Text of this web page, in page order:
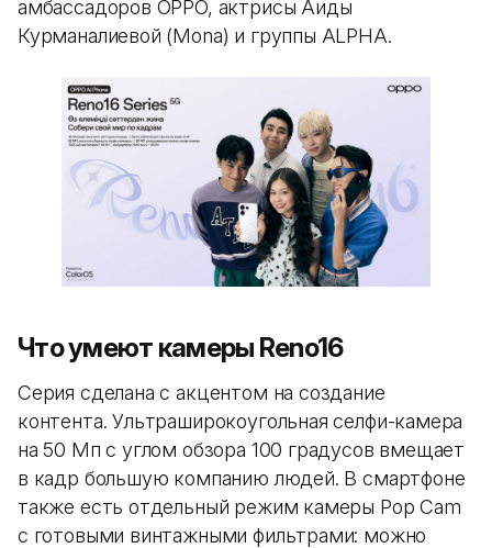
амбассадоров OPPO, актрисы Аиды
Курманалиевой (Mona) и группы ALPHA.
Что умеют камеры Reno16
Серия сделана с акцентом на создание
контента. Ультраширокоугольная селфи-камера
на 50 Мп с углом обзора 100 градусов вмещает
в кадр большую компанию людей. В смартфоне
также есть отдельный режим камеры Pop Cam
с готовыми винтажными фильтрами: можно